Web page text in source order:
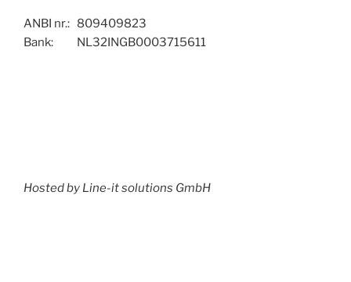
ANBI nr.: 809409823
Bank: NL32INGB0003715611
Hosted by Line-it solutions GmbH